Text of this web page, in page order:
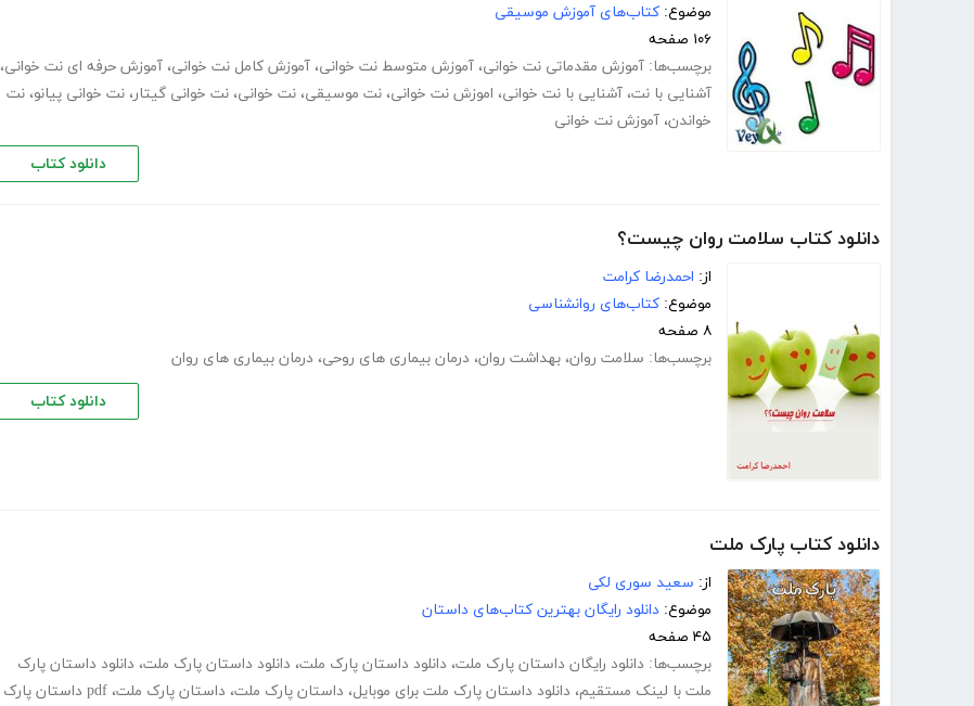
موضوع: کتاب‌های آموزش موسیقی
۱۰۶ صفحه
برچسب‌ها: آموزش مقدماتی نت خوانی، آموزش متوسط نت خوانی، آموزش کامل نت خوانی، آموزش حرفه ای نت خوانی،
آشنایی با نت، آشنایی با نت خوانی، اموزش نت خوانی، نت موسیقی، نت خوانی، نت خوانی گیتار، نت خوانی پیانو، نت
خواندن، آموزش نت خوانی
دانلود کتاب
دانلود کتاب سلامت روان چیست؟
از: احمدرضا کرامت
موضوع: کتاب‌های روانشناسی
۸ صفحه
برچسب‌ها: سلامت روان، بهداشت روان، درمان بیماری های روحی، درمان بیماری های روان
دانلود کتاب
دانلود کتاب پارک ملت
از: سعید سوری لکی
موضوع: دانلود رایگان بهترین کتاب‌های داستان
۴۵ صفحه
برچسب‌ها: دانلود رایگان داستان پارک ملت، دانلود داستان پارک ملت، دانلود داستان پارک ملت، دانلود داستان پارک
ملت با لینک مستقیم، دانلود داستان پارک ملت برای موبایل، داستان پارک ملت، داستان پارک ملت،
pdf داستان پارک